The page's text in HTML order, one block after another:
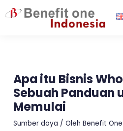
Lewati
ke
Apa itu Bisnis
Sebuah Panduan
Memulai
Sumber daya / OlehBenefit One